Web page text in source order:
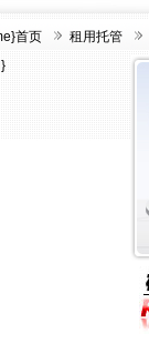
首页
租用托管